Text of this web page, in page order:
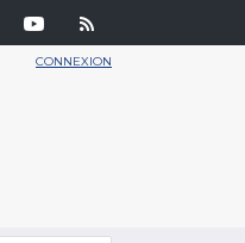
CONNEXION